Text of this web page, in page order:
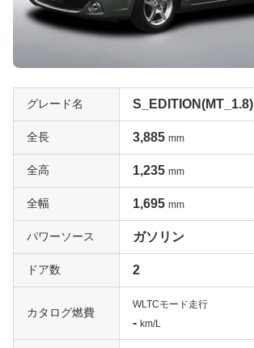
グレード名 S_EDITION(MT_1.8)
全長 3,885 mm
全高 1,235 mm
全幅 1,695 mm
パワーソース ガソリン
ドア数 2
カタログ燃費
WLTCモード走行
- km/L